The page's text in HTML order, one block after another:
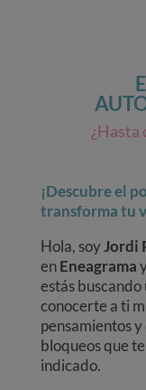
¿Hasta
¡Descubre el
transforma tu
Hola, soyJordi
enEneagrama
estás
conocerte a ti
pensamientos
bloqueos que
indicado.